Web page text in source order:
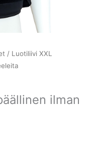
/ Luotiliivi XXL
ilman